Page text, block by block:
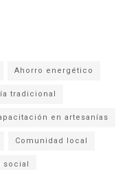
Ahorro energético
tradicional
en artesanías
Comunidad local
social